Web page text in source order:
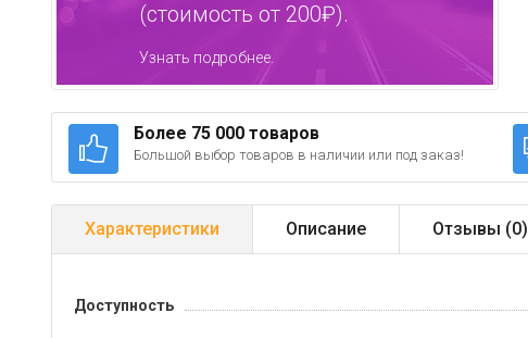
(стоимость от 200₽).
Узнать подробнее.
Более 75 000 товаров
Большой выбор товаров в наличии или под заказ!
Характеристики Описание Отзывы (0)
Доступность